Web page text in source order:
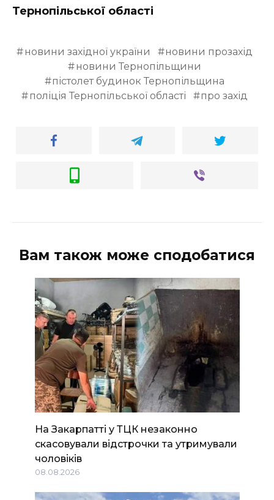
Тернопільської області
новини західної україни
новини прозахід
новини Тернопільщини
пістолет будинок Тернопільщина
поліція Тернопільської області
про захід
Вам також може сподобатися
На Закарпатті у ТЦК незаконно
скасовували відстрочки та утримували
чоловіків
08.08.2026